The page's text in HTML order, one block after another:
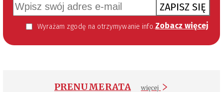
ZAPISZ SIĘ
Wyrażam zgodę na otrzymywanie informacji handlowej kierowanej do mnie za pomocą środków komunikacji elektronicznej w szczególności poczty elektronicznej zgodnie z przepisem art. 10 ust 2 ustawy z dnia 18 lipca 2002 roku o świadczeniu usług drogą elektroniczną (Dz. U. 144 z 2002 r. poz. 1204). Zgoda jest dobrowolna, jednak jej wyrażenie jest konieczne, aby otrzymywać newsletter. Zobacz więcej
PRENUMERATA więcej